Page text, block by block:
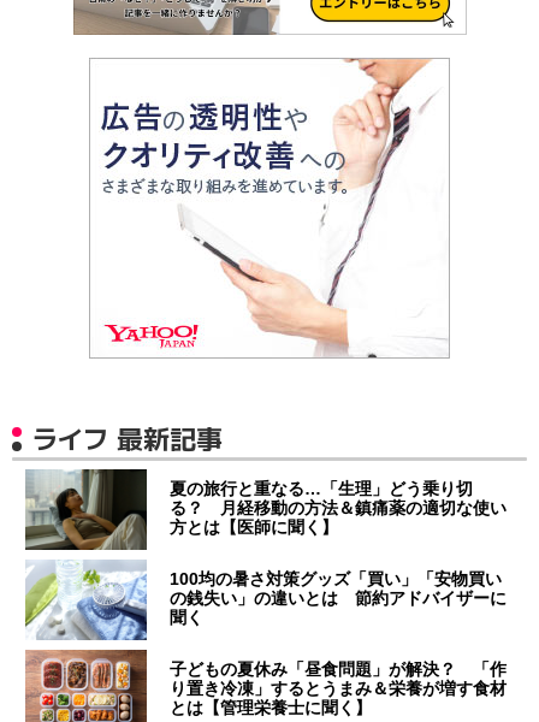
ライフ 最新記事
夏の旅行と重なる…「生理」どう乗り切
る？ 月経移動の方法＆鎮痛薬の適切な使い
方とは【医師に聞く】
100均の暑さ対策グッズ「買い」「安物買い
の銭失い」の違いとは 節約アドバイザーに
聞く
子どもの夏休み「昼食問題」が解決？ 「作
り置き冷凍」するとうまみ＆栄養が増す食材
とは【管理栄養士に聞く】